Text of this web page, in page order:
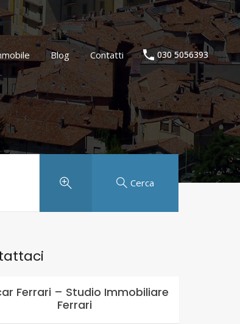
Vendi immobile Blog
Contatti
Blog Contatti 030 5056393
Cerca
Ferrari – Studio Immobiliare
Ferrari